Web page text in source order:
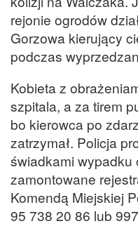
rejonie ogrodów
Gorzowa kierujący
podczas
Kobieta z
szpitala, a za tirem
bo kierowca po
zatrzymał. Policja
świadkami
zamontowane
Komendą Miejskiej
95 738 20 86 lub